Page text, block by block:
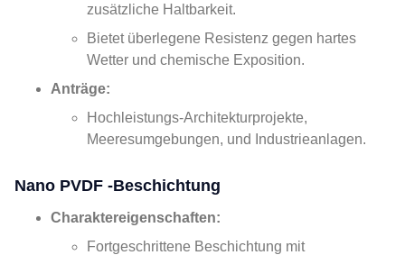
zusätzliche Haltbarkeit.
Bietet überlegene Resistenz gegen hartes
Wetter und chemische Exposition.
Anträge:
Hochleistungs-Architekturprojekte,
Meeresumgebungen, und Industrieanlagen.
Nano PVDF -Beschichtung
Charaktereigenschaften:
Fortgeschrittene Beschichtung mit